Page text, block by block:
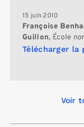
15 juin 2010
Françoise
Guillon, École
Télécharger la
Voir